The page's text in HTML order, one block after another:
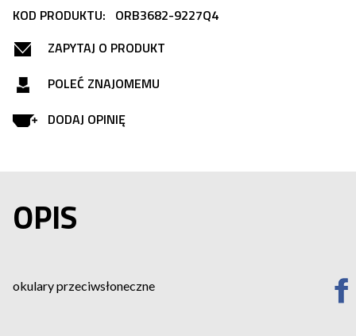
KOD PRODUKTU: ORB3682-9227Q4
ZAPYTAJ O PRODUKT
POLEĆ ZNAJOMEMU
DODAJ OPINIĘ
OPIS
okulary przeciwsłoneczne